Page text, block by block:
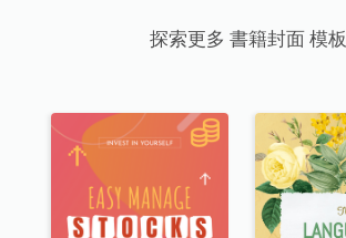
探索更多 書籍封面 模板